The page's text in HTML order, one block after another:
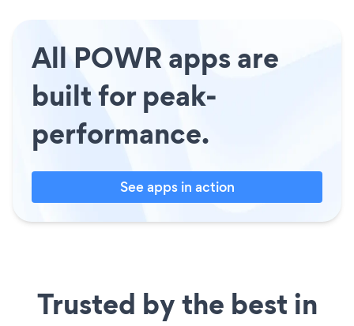
All POWR apps are
built for peak-
performance.
See apps in action
Trusted by the best in